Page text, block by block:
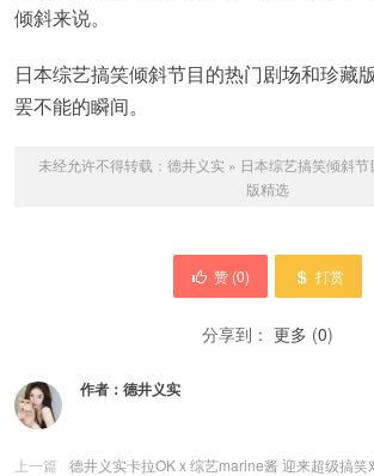
倾斜来说。
日本综艺搞笑倾斜节目的热门剧场和珍藏
罢不能的瞬间。
未经允许不得转载： 德井义实 » 日本综艺搞笑倾斜
版精选
赞 (0) 打赏
分享到： 更多 (0)
作者： 德井义实
上一篇
德井义实卡拉OK x 综艺marine酱 迎来超级搞笑